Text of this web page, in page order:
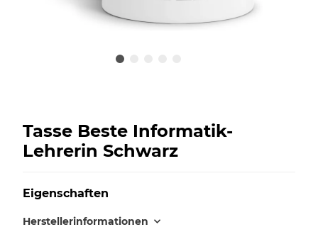
Tasse Beste Informatik-
Lehrerin Schwarz
Eigenschaften
Herstellerinformationen